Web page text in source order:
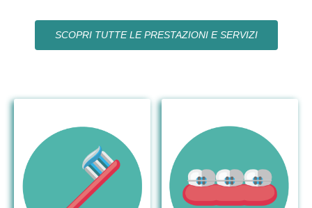
SCOPRI TUTTE LE PRESTAZIONI E SERVIZI